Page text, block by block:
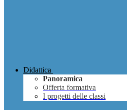
Didattica
Panoramica
Offerta formativa
I progetti delle classi